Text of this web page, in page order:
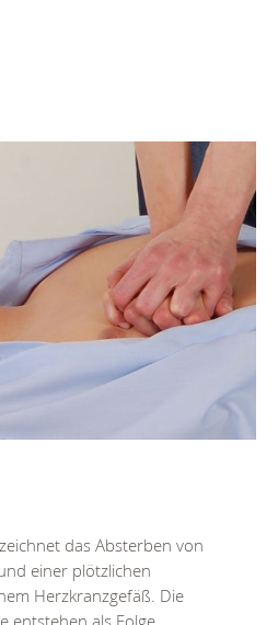
das Absterben von
einer plötzlichen
Herzkranzgefäß. Die